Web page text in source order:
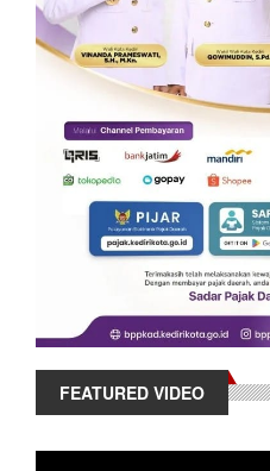
FEATURED VIDEO